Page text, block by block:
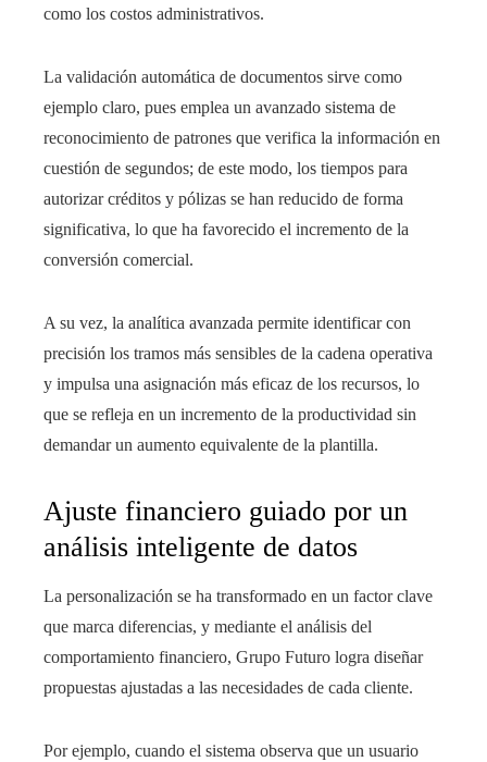
como los costos administrativos.
La validación automática de documentos sirve como
ejemplo claro, pues emplea un avanzado sistema de
reconocimiento de patrones que verifica la información en
cuestión de segundos; de este modo, los tiempos para
autorizar créditos y pólizas se han reducido de forma
significativa, lo que ha favorecido el incremento de la
conversión comercial.
A su vez, la analítica avanzada permite identificar con
precisión los tramos más sensibles de la cadena operativa
y impulsa una asignación más eficaz de los recursos, lo
que se refleja en un incremento de la productividad sin
demandar un aumento equivalente de la plantilla.
Ajuste financiero guiado por un
análisis inteligente de datos
La personalización se ha transformado en un factor clave
que marca diferencias, y mediante el análisis del
comportamiento financiero, Grupo Futuro logra diseñar
propuestas ajustadas a las necesidades de cada cliente.
Por ejemplo, cuando el sistema observa que un usuario